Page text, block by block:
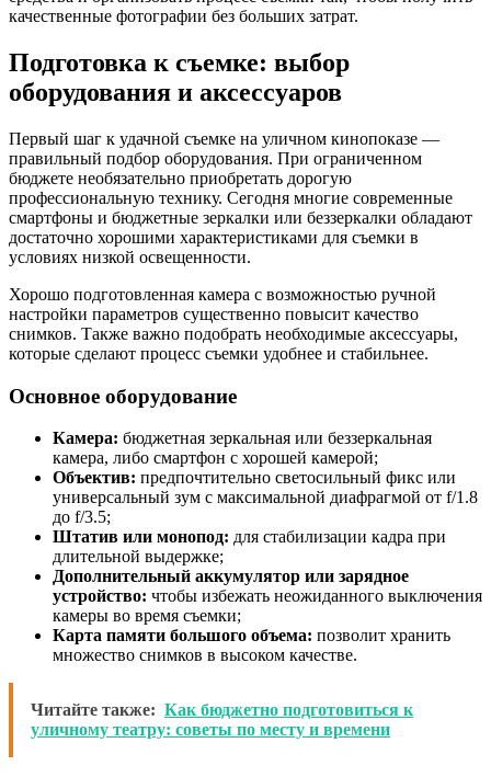
качественные фотографии без больших затрат.
Подготовка к съемке: выбор
оборудования и аксессуаров
Первый шаг к удачной съемке на уличном кинопоказе —
правильный подбор оборудования. При ограниченном
бюджете необязательно приобретать дорогую
профессиональную технику. Сегодня многие современные
смартфоны и бюджетные зеркалки или беззеркалки обладают
достаточно хорошими характеристиками для съемки в
условиях низкой освещенности.
Хорошо подготовленная камера с возможностью ручной
настройки параметров существенно повысит качество
снимков. Также важно подобрать необходимые аксессуары,
которые сделают процесс съемки удобнее и стабильнее.
Основное оборудование
Камера: бюджетная зеркальная или беззеркальная
камера, либо смартфон с хорошей камерой;
Объектив: предпочтительно светосильный фикс или
универсальный зум с максимальной диафрагмой от f/1.8
до f/3.5;
Штатив или монопод: для стабилизации кадра при
длительной выдержке;
Дополнительный аккумулятор или зарядное
устройство: чтобы избежать неожиданного выключения
камеры во время съемки;
Карта памяти большого объема: позволит хранить
множество снимков в высоком качестве.
Читайте также: Как бюджетно подготовиться к
уличному театру: советы по месту и времени